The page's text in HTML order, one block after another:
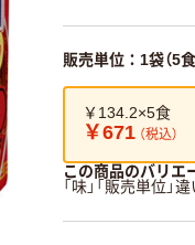
販売単位：1袋（5食
￥134.2×5食
￥671 （税込）
この商品のバリエ
「味」「販売単位」